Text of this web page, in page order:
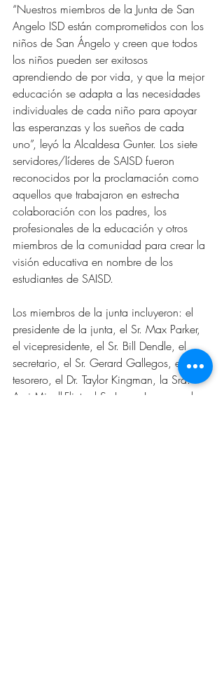
“Nuestros miembros de la Junta de San
Angelo ISD están comprometidos con los
niños de San Ángelo y creen que todos
los niños pueden ser exitosos
aprendiendo de por vida, y que la mejor
educación se adapta a las necesidades
individuales de cada niño para apoyar
las esperanzas y los sueños de cada
uno”, leyó la Alcaldesa Gunter. Los siete
servidores/líderes de SAISD fueron
reconocidos por la proclamación como
aquellos que trabajaron en estrecha
colaboración con los padres, los
profesionales de la educación y otros
miembros de la comunidad para crear la
visión educativa en nombre de los
estudiantes de SAISD.
Los miembros de la junta incluyeron: el
presidente de la junta, el Sr. Max Parker,
el vicepresidente, el Sr. Bill Dendle, el
secretario, el Sr. Gerard Gallegos, el
tesorero, el Dr. Taylor Kingman, la Sra.
Ami Mizell-Flint, el Sr. Lanny Layman y la